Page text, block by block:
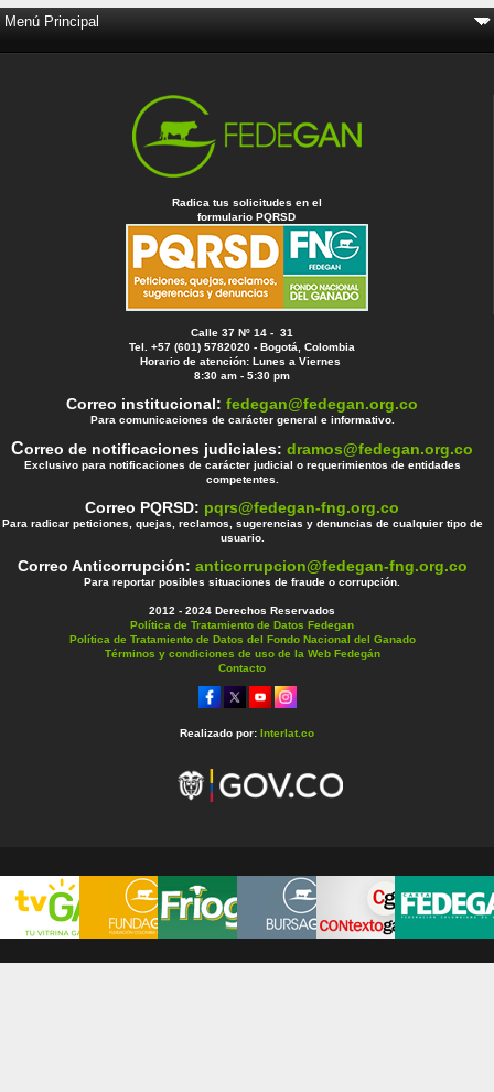
Radica tus solicitudes en el
formulario PQRSD
Calle 37 Nº 14 - 31
Tel. +57 (601) 5782020 - Bogotá, Colombia
Horario de atención: Lunes a Viernes
8:30 am - 5:30 pm
Correo institucional:fedegan@fedegan.org.co
Para comunicaciones de carácter general e informativo.
Correo de notificaciones judiciales:dramos@fedegan.org.co
Exclusivo para notificaciones de carácter judicial o requerimientos de entidades
competentes.
Correo PQRSD: pqrs@fedegan-fng.org.co
Para radicar peticiones, quejas, reclamos, sugerencias y denuncias de cualquier tipo de
usuario.
Correo Anticorrupción: anticorrupcion@fedegan-fng.org.co
Para reportar posibles situaciones de fraude o corrupción.
2012 - 2024 Derechos Reservados
Política de Tratamiento de Datos Fedegan
Política de Tratamiento de Datos del Fondo Nacional del Ganado
Términos y condiciones de uso de la Web Fedegán
Contacto
Realizado por: Interlat.co